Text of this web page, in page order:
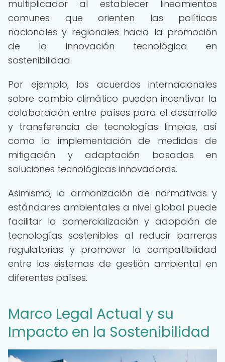
multiplicador al establecer lineamientos
comunes que orienten las políticas
nacionales y regionales hacia la promoción
de la innovación tecnológica en
sostenibilidad.
Por ejemplo, los acuerdos internacionales
sobre cambio climático pueden incentivar la
colaboración entre países para el desarrollo
y transferencia de tecnologías limpias, así
como la implementación de medidas de
mitigación y adaptación basadas en
soluciones tecnológicas innovadoras.
Asimismo, la armonización de normativas y
estándares ambientales a nivel global puede
facilitar la comercialización y adopción de
tecnologías sostenibles al reducir barreras
regulatorias y promover la compatibilidad
entre los sistemas de gestión ambiental en
diferentes países.
Marco Legal Actual y su
Impacto en la Sostenibilidad